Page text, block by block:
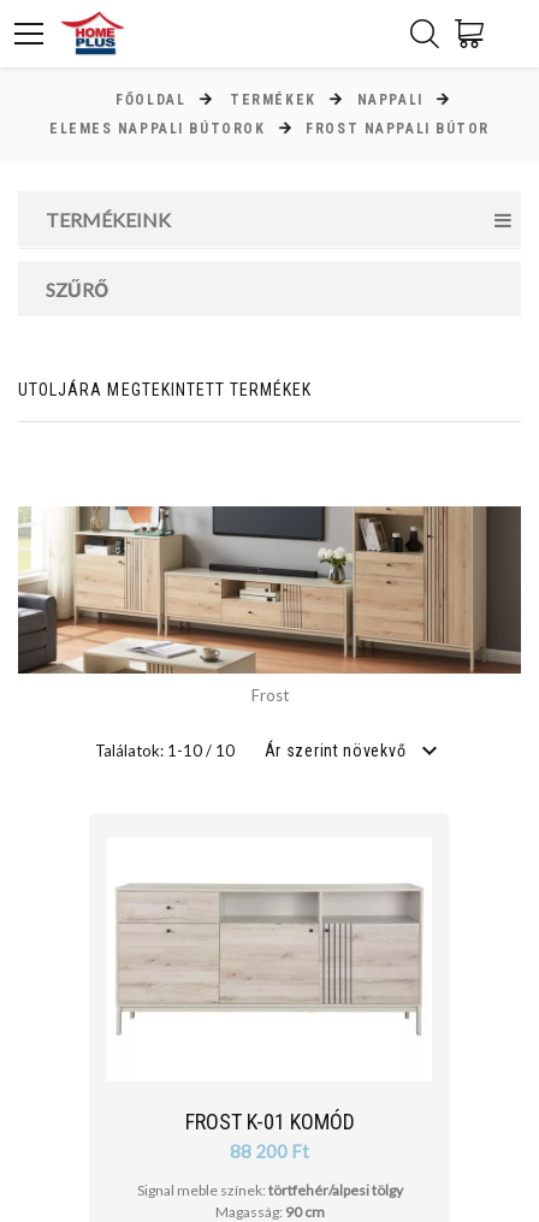
FŐOLDAL TERMÉKEK
NAPPALI
ELEMES NAPPALI BÚTOROK
FROST NAPPALI BÚTOR
TERMÉKEINK
SZŰRŐ
Ft
MAGASSÁG
cm
SZÉLESSÉG
cm
cm
UTOLJÁRA MEGTEKINTETT TERMÉKEK
Frost
Találatok: 1-10 / 10 Ár szerint növekvő
FROST K-01 KOMÓD
88 200 Ft
Signal meble színek: törtfehér/alpesi tölgy
Magasság: 90 cm